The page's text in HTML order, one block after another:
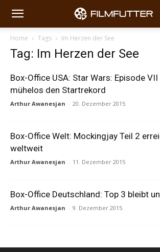
Home Tags Im Herzen der See
Tag: Im Herzen der See
Box-Office USA: Star Wars: Episode
mühelos den Startrekord
Arthur Awanesjan - 20. Dezember 2015
Box-Office Welt: Mockingjay Teil 2
weltweit
Arthur Awanesjan - 11. Dezember 2015
Box-Office Deutschland: Top 3 bleibt
Arthur Awanesjan - 9. Dezember 2015